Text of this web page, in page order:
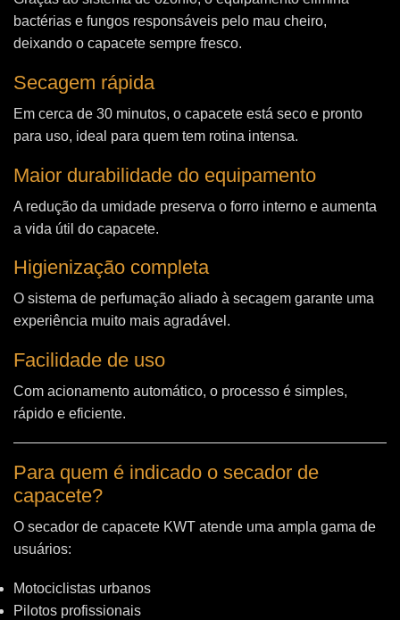
bactérias e fungos responsáveis pelo mau cheiro,
deixando o capacete sempre fresco.
Secagem rápida
Em cerca de 30 minutos, o capacete está seco e pronto
para uso, ideal para quem tem rotina intensa.
Maior durabilidade do equipamento
A redução da umidade preserva o forro interno e aumenta
a vida útil do capacete.
Higienização completa
O sistema de perfumação aliado à secagem garante uma
experiência muito mais agradável.
Facilidade de uso
Com acionamento automático, o processo é simples,
rápido e eficiente.
Para quem é indicado o secador de
capacete?
O secador de capacete KWT atende uma ampla gama de
usuários:
Motociclistas urbanos
Pilotos profissionais